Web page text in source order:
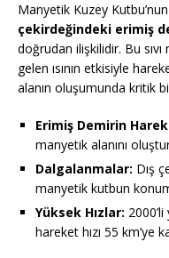
Manyetik Kuzey
çekirdeğindeki erimiş
doğrudan ilişkilidir. Bu
gelen ısının etkisiyle
alanın oluşumunda kritik
Erimiş Demirin
manyetik alanını
Dalgalanmalar: Dış
manyetik kutbun
Yüksek Hızlar:
hareket hızı 55 km’ye